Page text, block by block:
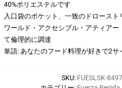
40%ポリエステルです
入口袋のポケット、一致のドロース
ワールド・アクセシブル・アティア
て倫理的に調達
単語: あなたのフード料理が好きで2サ
SKU: FUESLSK-